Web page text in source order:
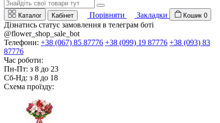
Каталог Кабінет Порівняти Закладки Кошик 0
Дізнатись статус замовлення в телеграм боті
@flower_shop_sale_bot
Телефони: +38 (067) 85 87776 +38 (099) 19 87776 +38 (093) 83
87776
Час роботи:
Пн-Пт: з 8 до 23
Сб-Нд: з 8 до 18
Схема проїзду: